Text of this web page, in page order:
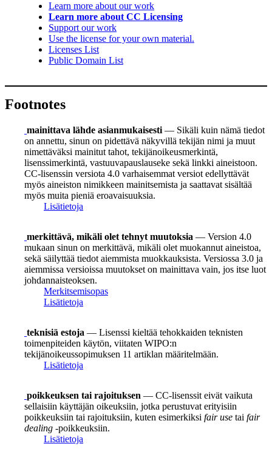
Learn more about our work
Learn more about CC Licensing
Support our work
Use the license for your own material.
Licenses List
Public Domain List
Footnotes
mainittava lähde asianmukaisesti — Sikäli kuin nämä tiedot
on annettu, sinun on pidettävä näkyvillä tekijän nimi ja muut
nimettäväksi mainitut tahot, tekijänoikeusmerkintä,
lisenssimerkintä, vastuuvapauslauseke sekä linkki aineistoon.
CC-lisenssin versiota 4.0 varhaisemmat versiot edellyttävät
myös aineiston nimikkeen mainitsemista ja saattavat sisältää
myös muita pieniä eroavaisuuksia.
Lisätietoja
merkittävä, mikäli olet tehnyt muutoksia — Version 4.0
mukaan sinun on merkittävä, mikäli olet muokannut aineistoa,
sekä säilyttää tiedot aiemmista muokkauksista. Versiossa 3.0 ja
aiemmissa versioissa muutokset on mainittava vain, jos itse luot
johdannaisteoksen.
Merkitsemisopas
Lisätietoja
teknisiä estoja — Lisenssi kieltää tehokkaiden teknisten
toimenpiteiden käytön, viitaten WIPO:n
tekijänoikeussopimuksen 11 artiklan määritelmään.
Lisätietoja
poikkeuksen tai rajoituksen — CC-lisenssit eivät vaikuta
sellaisiin käyttäjän oikeuksiin, jotka perustuvat erityisiin
poikkeuksiin tai rajoituksiin, kuten esimerkiksi fair use tai fair
dealing -poikkeuksiin.
Lisätietoja